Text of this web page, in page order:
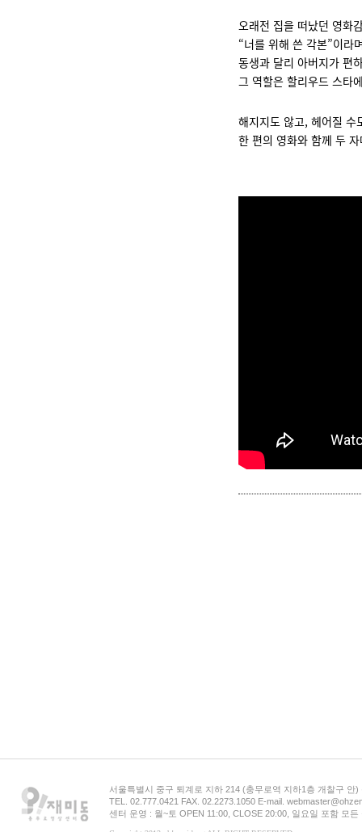
오래전 집을 떠났던 영화
“너를 위해 쓴 각본”이라
동생과 달리 아버지가 편
그 역할은 할리우드 스타
해지지도 않고, 헤어질 수
한 편의 영화와 함께 두
서울특별시 중구 퇴계로 지하 214 (충무로역 지하1층 개찰구 안
TEL. 02.777.0421 FAX. 02.2273.1050 E-mail.
센터 운영 : 월~토 OPEN 11:00, CLOSE 20:00, 일요일 포함 모